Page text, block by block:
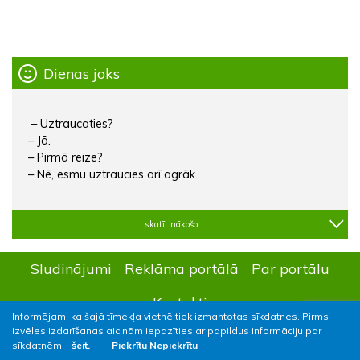
Informējam, ka šajā tīmekļa vietnē tiek izmantotas sīkdatnes. Pirms
izvēles izdarīšanas aicinām iepazīties ar papildus informāciju par
sīkdatnēm – šeit. Piekrītu Nepiekrītu
Dienas joks
– Uztraucaties?
– Jā.
– Pirmā reize?
– Nē, esmu uztraucies arī agrāk.
skatīt nākošo
Sludinājumi Reklāma portālā
Par portālu
Kontakti